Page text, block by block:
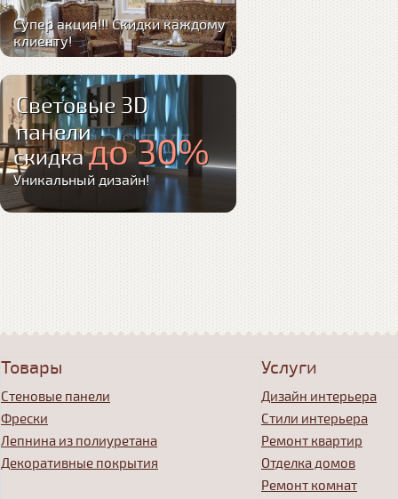
Супер акция!!! Скидки каждому
клиенту!
Световые 3D
панели
скидкадо 30%
Уникальный дизайн!
Товары
Стеновые панели
Фрески
Лепнина из полиуретана
Декоративные покрытия
Услуги
Дизайн интерьера
Стили интерьера
Ремонт квартир
Отделка домов
Ремонт комнат